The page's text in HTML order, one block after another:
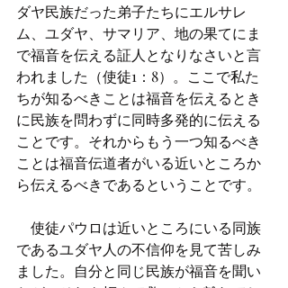
ダヤ民族だった弟子たちにエルサレ
ム、ユダヤ、サマリア、地の果てにま
で福音を伝える証人となりなさいと言
われました（使徒1：8）。ここで私た
ちが知るべきことは福音を伝えるとき
に民族を問わずに同時多発的に伝える
ことです。それからもう一つ知るべき
ことは福音伝道者がいる近いところか
ら伝えるべきであるということです。
使徒パウロは近いところにいる同族
であるユダヤ人の不信仰を見て苦しみ
ました。自分と同じ民族が福音を聞い